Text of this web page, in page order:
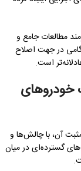
مطالعات جامع و
در جهت اصلاح
است.
خودروهای
آن، با چالش‌ها و
گسترده‌ای در میان